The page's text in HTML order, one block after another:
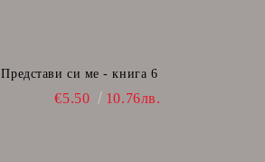
Представи си ме - книга 6
€5.50 10.76лв.